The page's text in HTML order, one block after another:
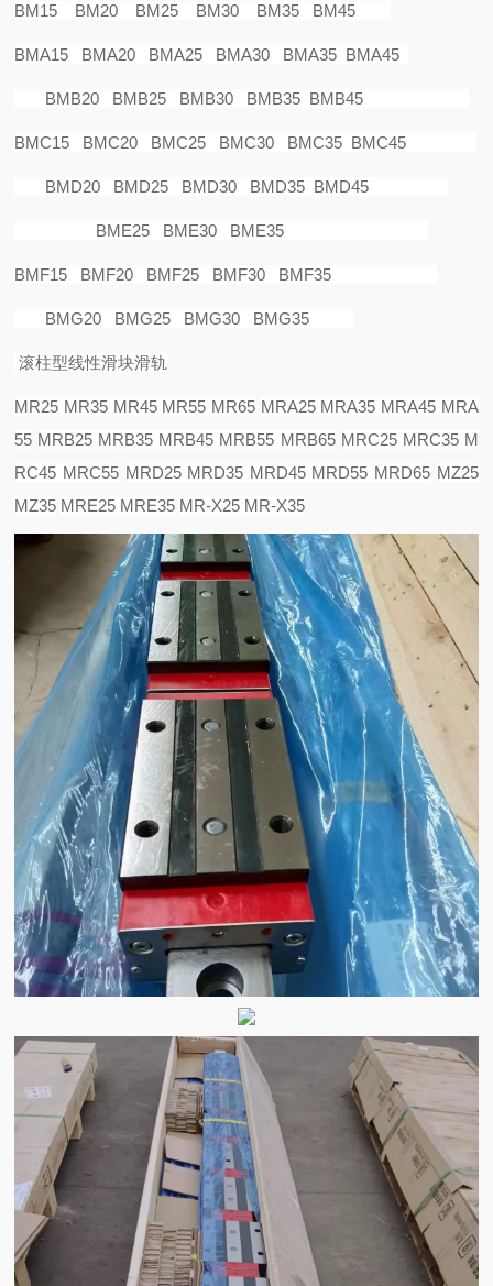
BM15 BM20 BM25 BM30 BM35 BM45
BMA15 BMA20 BMA25 BMA30 BMA35 BMA45
BMB20 BMB25 BMB30 BMB35 BMB45
BMC15 BMC20 BMC25 BMC30 BMC35 BMC45
BMD20 BMD25 BMD30 BMD35 BMD45
BME25 BME30 BME35
BMF15 BMF20 BMF25 BMF30 BMF35
BMG20 BMG25 BMG30 BMG35
滚柱型线性滑块滑轨
MR25 MR35 MR45 MR55 MR65 MRA25 MRA35 MRA45 MRA
55 MRB25 MRB35 MRB45 MRB55 MRB65 MRC25 MRC35 M
RC45 MRC55 MRD25 MRD35 MRD45 MRD55 MRD65 MZ25
MZ35 MRE25 MRE35 MR-X25 MR-X35